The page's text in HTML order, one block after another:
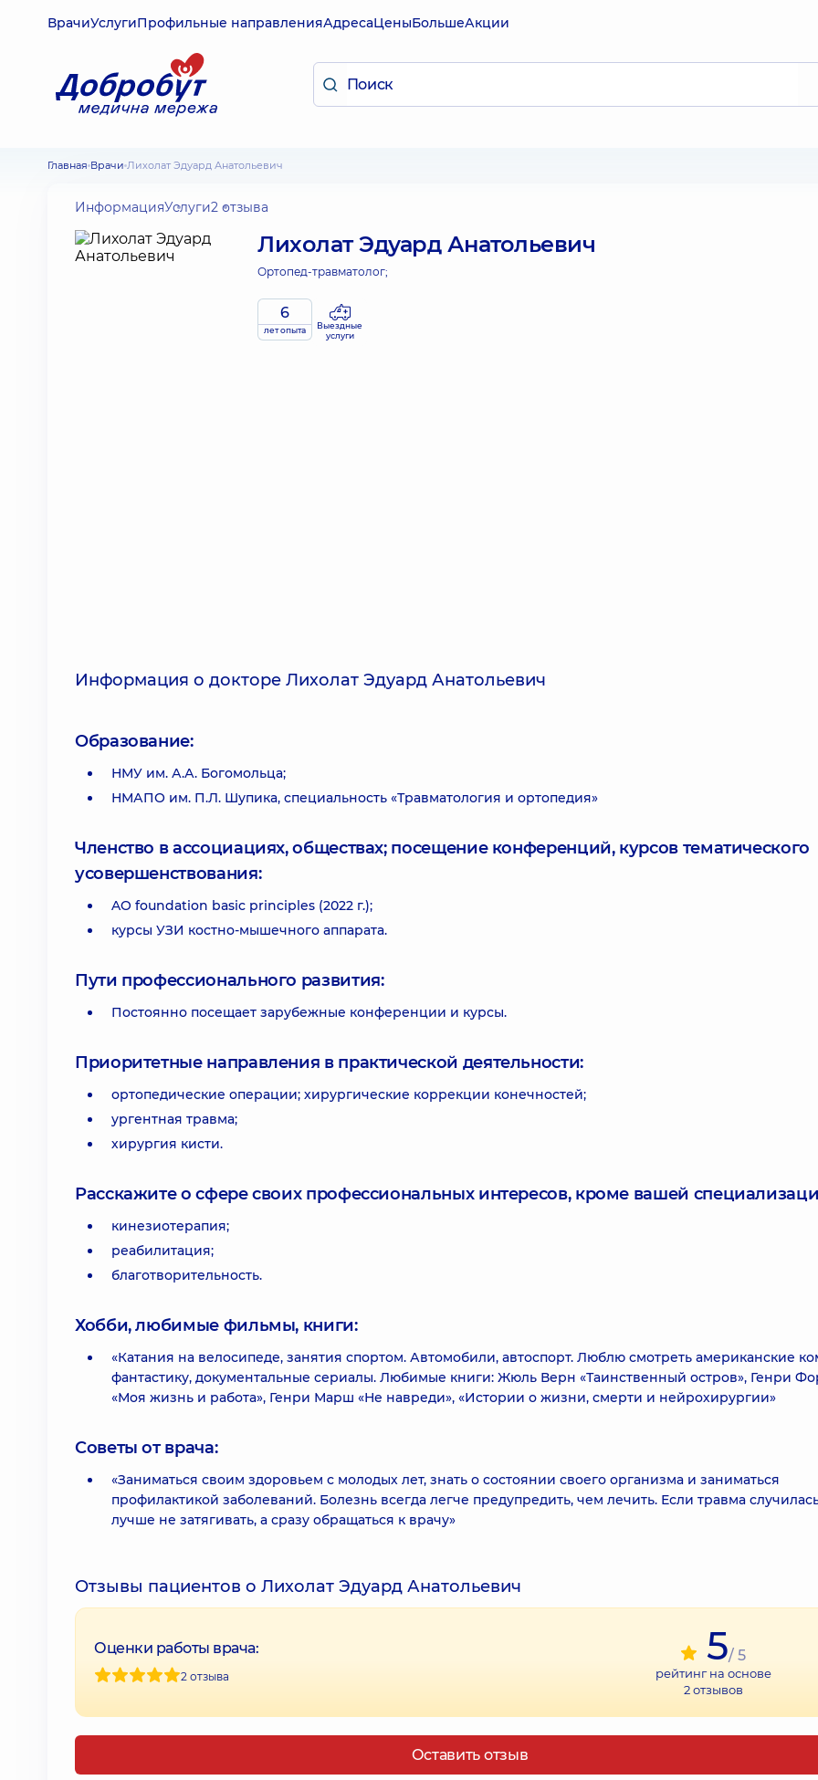
ВрачиУслугиПрофильные направленияАдресаЦеныБольшеАкции
Главная Врачи Лихолат Эдуард Анатольевич
ИнформацияУслуги2 отзыва
Лихолат Эдуард Анатольевич
Ортопед-травматолог;
6
лет опыта
Выездные
услуги
Информация о докторе Лихолат Эдуард Анатольевич
Образование:
НМУ им. А.А. Богомольца;
НМАПО им. П.Л. Шупика, специальность «Травматология и ортопедия»
Членство в ассоциациях, обществах; посещение конференций, курсов тематического
усовершенствования:
AO foundation basic principles (2022 г.);
курсы УЗИ костно-мышечного аппарата.
Пути профессионального развития:
Постоянно посещает зарубежные конференции и курсы.
Приоритетные направления в практической деятельности:
ортопедические операции; хирургические коррекции конечностей;
ургентная травма;
хирургия кисти.
Расскажите о сфере своих профессиональных интересов, кроме вашей
кинезиотерапия;
реабилитация;
благотворительность.
Хобби, любимые фильмы, книги:
«Катания на велосипеде, занятия спортом. Автомобили, автоспорт. Люблю смотреть американские
фантастику, документальные сериалы. Любимые книги: Жюль Верн «Таинственный остров», Генри
«Моя жизнь и работа», Генри Марш «Не навреди», «Истории о жизни, смерти и нейрохирургии»
Советы от врача:
«Заниматься своим здоровьем с молодых лет, знать о состоянии своего организма и заниматься
профилактикой заболеваний. Болезнь всегда легче предупредить, чем лечить. Если травма
лучше не затягивать, а сразу обращаться к врачу»
Отзывы пациентов о Лихолат Эдуард Анатольевич
Оценки работы врача:
2 отзыва
5/ 5
рейтинг на основе
2отзывов
Оставить отзыв